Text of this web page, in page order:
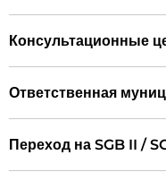
Консультационные
Ответственная
Переход на SGB II /